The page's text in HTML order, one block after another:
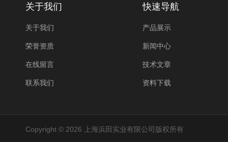
关于我们
关于我们
荣誉资质
在线留言
联系我们
快速导航
产品展示
新闻中心
技术文章
资料下载
Copyright © 2026 上海浜田实业有限公司版权所有